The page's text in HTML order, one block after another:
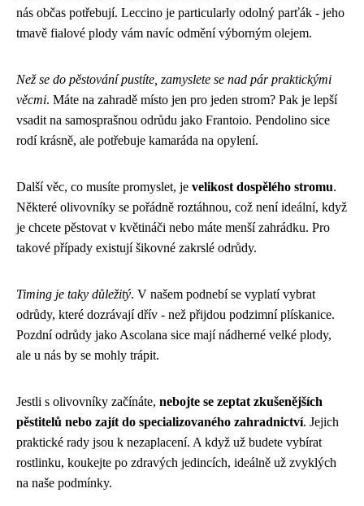
nás občas potřebují. Leccino je particularly odolný parťák - jeho
tmavě fialové plody vám navíc odmění výborným olejem.
Než se do pěstování pustíte, zamyslete se nad pár praktickými
věcmi. Máte na zahradě místo jen pro jeden strom? Pak je lepší
vsadit na samosprašnou odrůdu jako Frantoio. Pendolino sice
rodí krásně, ale potřebuje kamaráda na opylení.
Další věc, co musíte promyslet, je velikost dospělého stromu.
Některé olivovníky se pořádně roztáhnou, což není ideální, když
je chcete pěstovat v květináči nebo máte menší zahrádku. Pro
takové případy existují šikovné zakrslé odrůdy.
Timing je taky důležitý. V našem podnebí se vyplatí vybrat
odrůdy, které dozrávají dřív - než přijdou podzimní plískanice.
Pozdní odrůdy jako Ascolana sice mají nádherné velké plody,
ale u nás by se mohly trápit.
Jestli s olivovníky začínáte, nebojte se zeptat zkušenějších
pěstitelů nebo zajít do specializovaného zahradnictví. Jejich
praktické rady jsou k nezaplacení. A když už budete vybírat
rostlinku, koukejte po zdravých jedincích, ideálně už zvyklých
na naše podmínky.